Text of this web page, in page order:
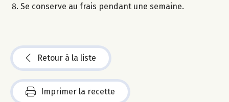
Se conserve au frais pendant une semaine.
Retour à la liste
Imprimer la recette